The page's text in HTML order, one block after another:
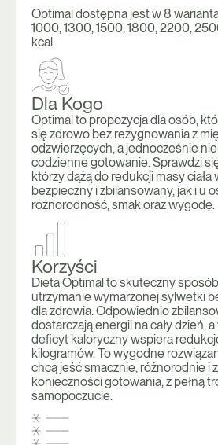
Optimaldostępna jest w 8
1000, 1300, 1500, 1800, 2200,
kcal.
Dla Kogo
Optimal to propozycja dla osób,
się zdrowo bez rezygnowania z
odzwierzęcych, a jednocześnie
codzienne gotowanie. Sprawdzi
którzy dążą do redukcji masy ciała
bezpieczny i zbilansowany, jak i u
różnorodność, smak oraz wygodę.
Korzyści
Dieta Optimal to skuteczny
utrzymanie wymarzonej sylwetki
dla zdrowia. Odpowiednio
dostarczają energii na cały dzień,
deficyt kaloryczny wspiera
kilogramów. To wygodne
chcą jeść smacznie, różnorodnie i
konieczności gotowania, z pełną
samopoczucie.